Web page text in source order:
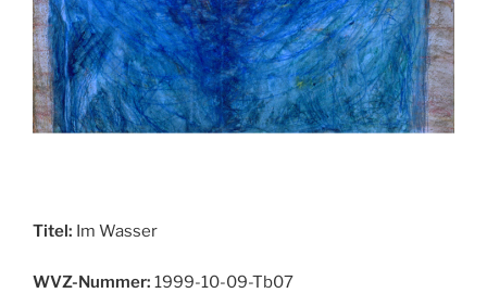
Titel: Im Wasser
WVZ-Nummer: 1999-10-09-Tb07